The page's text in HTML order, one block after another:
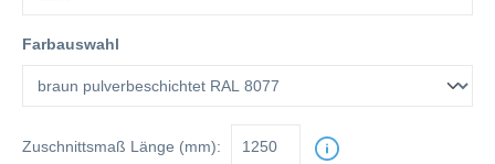
Farbauswahl
Zuschnittsmaß Länge (mm):